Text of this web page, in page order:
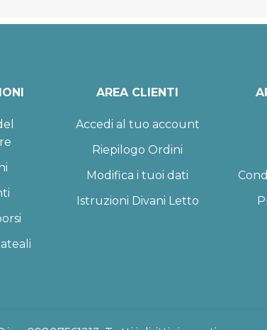
AREA CLIENTI
Accedi al tuo account
Riepilogo Ordini
Modifica i tuoi dati
Istruzioni Divani Letto